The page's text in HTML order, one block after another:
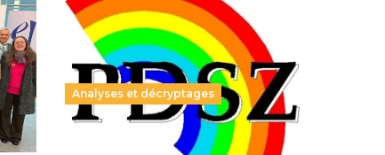
:
Analyses et décryptages
Hongrie : du changement pour